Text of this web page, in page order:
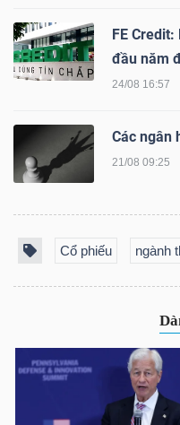
FE
đầu năm
24/08 16:57
Các ngân
21/08 09:25
Cổ phiếu ngành
DỊCH
VỤ
TRUYỀN
TIỆN
BẤT
ĐỘNG